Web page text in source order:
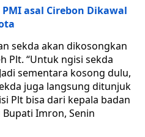
asal Cirebon Dikawal
sekda akan dikosongkan
Plt. “Untuk ngisi sekda
sementara kosong dulu,
juga langsung ditunjuk
Plt bisa dari kepala badan
Imron, Senin